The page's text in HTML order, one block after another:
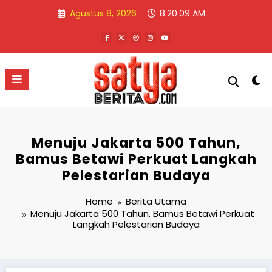
Agustus 8, 2026 8:20:09 AM
Menuju Jakarta 500 Tahun,
Bamus Betawi Perkuat Langkah
Pelestarian Budaya
Home
Berita Utama
Menuju Jakarta 500 Tahun, Bamus Betawi Perkuat
Langkah Pelestarian Budaya